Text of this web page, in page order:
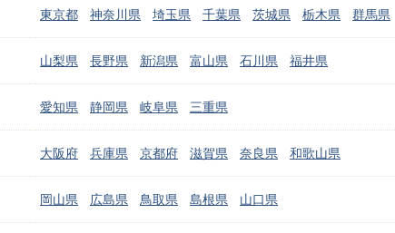
東京都 神奈川県 埼玉県 千葉県 茨城県 栃木県 群馬県
山梨県 長野県 新潟県 富山県 石川県 福井県
愛知県 静岡県 岐阜県 三重県
大阪府 兵庫県 京都府 滋賀県 奈良県 和歌山県
岡山県 広島県 鳥取県 島根県 山口県